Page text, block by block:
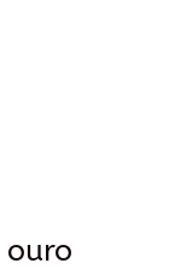
ouro